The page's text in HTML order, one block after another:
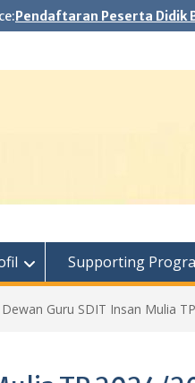
Pendaftaran Peserta Didik
Supporting
Guru SDIT Insan Mulia